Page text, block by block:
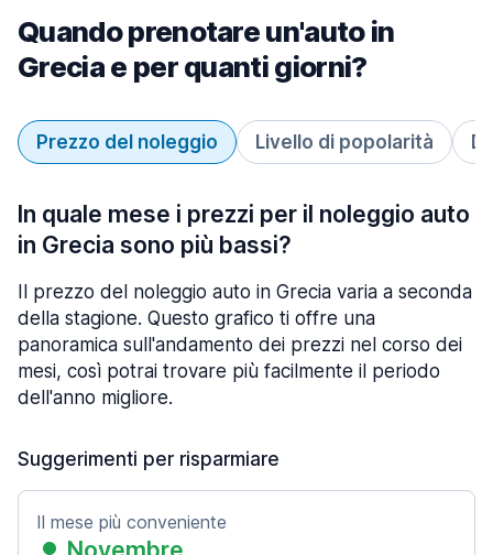
Quando prenotare un'auto in
Grecia e per quanti giorni?
Prezzo del noleggio Livello di popolarità
In quale mese i prezzi per il noleggio auto
in Grecia sono più bassi?
Il prezzo del noleggio auto in Grecia varia a seconda
della stagione. Questo grafico ti offre una
panoramica sull'andamento dei prezzi nel corso dei
mesi, così potrai trovare più facilmente il periodo
dell'anno migliore.
Suggerimenti per risparmiare
Il mese più conveniente